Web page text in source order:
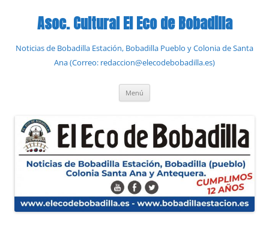
contenidoAsoc. Cultural El Eco de Bobadilla
Noticias de Bobadilla Estación, Bobadilla Pueblo y Colonia de Santa
Ana (Correo: redaccion@elecodebobadilla.es)
Menú